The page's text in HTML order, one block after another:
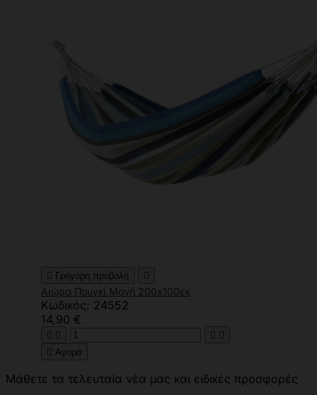
 Γρήγορη προβολή 
Αιώρα Πουγκί Μονή 200x100εκ
Κωδικός: 24552
14,90 €
   
 Αγορά
Μάθετε τα τελευταία νέα μας και ειδικές προσφορές